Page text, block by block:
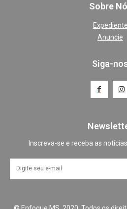
Sobre
Expediente
Anuncie
Siga-
Inscreva-se e receba as